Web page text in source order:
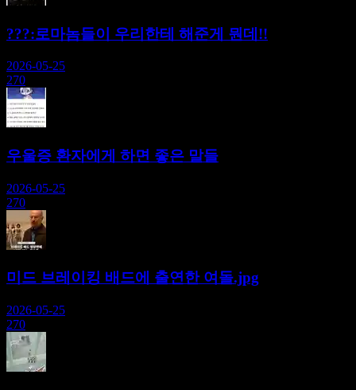
???:로마놈들이 우리한테 해준게 뭔데!!
2026-05-25
270
우울증 환자에게 하면 좋은 말들
2026-05-25
270
미드 브레이킹 배드에 출연한 여돌.jpg
2026-05-25
270